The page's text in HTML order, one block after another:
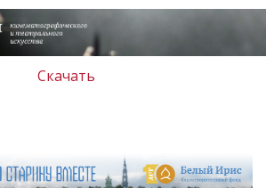
Скачать